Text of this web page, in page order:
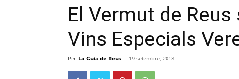
El Vermut de Reus
Vins Especials
Per La Guia de Reus - 19 setembre, 2018